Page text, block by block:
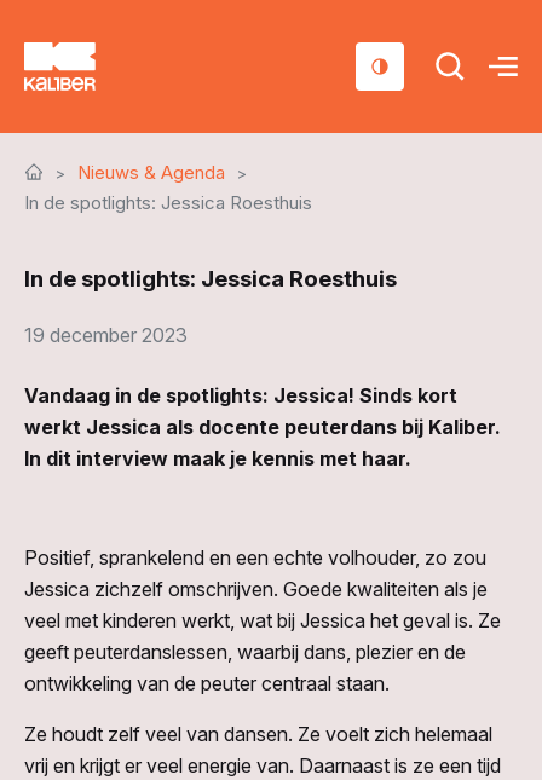
Scholen
Contact
Nieuws & Agenda
In de spotlights: Jessica Roesthuis
In de spotlights: Jessica Roesthuis
19 december 2023
Vandaag in de spotlights: Jessica! Sinds kort
werkt Jessica als docente peuterdans bij Kaliber.
In dit interview maak je kennis met haar.
Positief, sprankelend en een echte volhouder, zo zou
Jessica zichzelf omschrijven. Goede kwaliteiten als je
veel met kinderen werkt, wat bij Jessica het geval is. Ze
geeft peuterdanslessen, waarbij dans, plezier en de
ontwikkeling van de peuter centraal staan.
Ze houdt zelf veel van dansen. Ze voelt zich helemaal
vrij en krijgt er veel energie van. Daarnaast is ze een tijd